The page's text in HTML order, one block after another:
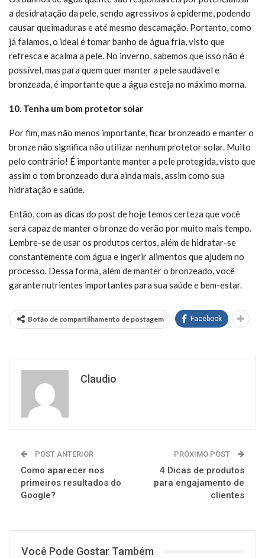
a desidratação da pele, sendo agressivos à epiderme, podendo
causar queimaduras e até mesmo descamação. Portanto, como
já falamos, o ideal é tomar banho de água fria, visto que
refresca e acalma a pele. No inverno, sabemos que isso não é
possível, mas para quem quer manter a pele saudável e
bronzeada, é importante que a água esteja no máximo morna.
10. Tenha um bom protetor solar
Por fim, mas não menos importante, ficar bronzeado e manter o
bronze não significa não utilizar nenhum protetor solar. Muito
pelo contrário! É importante manter a pele protegida, visto que
assim o tom bronzeado dura ainda mais, assim como sua
hidratação e saúde.
Então, com as dicas do post de hoje temos certeza que você
será capaz de manter o bronze do verão por muito mais tempo.
Lembre-se de usar os produtos certos, além de hidratar-se
constantemente com água e ingerir alimentos que ajudem no
processo. Dessa forma, além de manter o bronzeado, você
garante nutrientes importantes para sua saúde e bem-estar.
Botão de compartilhamento de postagem Facebook
Claudio
POST ANTERIOR
Como aparecer nos
primeiros resultados do
Google?
PRÓXIMO POST
4 Dicas de produtos
para engajamento de
clientes
Você Pode Gostar Também